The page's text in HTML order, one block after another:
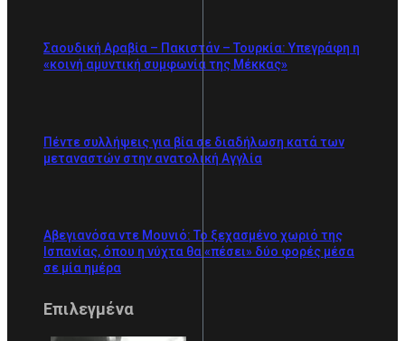
Σαουδική Αραβία – Πακιστάν – Τουρκία: Υπεγράφη η
«κοινή αμυντική συμφωνία της Μέκκας»
Πέντε συλλήψεις για βία σε διαδήλωση κατά των
μεταναστών στην ανατολική Αγγλία
Αβεγιανόσα ντε Μουνιό: Το ξεχασμένο χωριό της
Ισπανίας, όπου η νύχτα θα «πέσει» δύο φορές μέσα
σε μία ημέρα
Επιλεγμένα